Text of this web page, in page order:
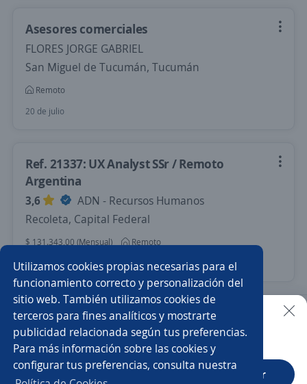
Utilizamos cookies propias necesarias para el
funcionamiento correcto y personalización del
sitio web. También utilizamos cookies de
terceros para fines analíticos y mostrarte
publicidad relacionada según tus preferencias.
Para más información sobre las cookies y
configurar tus preferencias, consulta nuestra
Asesores comerciales
FLORES JORGE GABRIEL
San Miguel de Tucumán, Tucumán
Remoto
20 de julio
Ref. 21337: UX Analyst SSr / Remoto
Argentina
3,6
ADN - Recursos Humanos
Recoleta, Capital Federal
$ 131.343,00 (Mensual)
Remoto
Hace 7 días
Nuevas ofertas de empleo Avísame
Empleos similares
Buscar es más fácil en la app
CT App Abrir